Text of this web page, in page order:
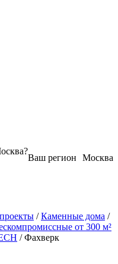
Москва
Ваш регион
?
/Каменные дома /
от 300 м²
/Фахверк